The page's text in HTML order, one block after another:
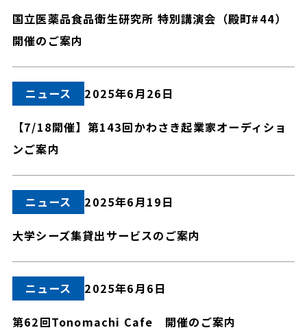
国立医薬品食品衛生研究所 特別講演会（殿町#44）
開催のご案内
ニュース 2025年6月26日
【7/18開催】第143回かわさき起業家オーディショ
ンご案内
ニュース 2025年6月19日
大学シーズ集貸出サービスのご案内
ニュース 2025年6月6日
第62回Tonomachi Cafe 開催のご案内